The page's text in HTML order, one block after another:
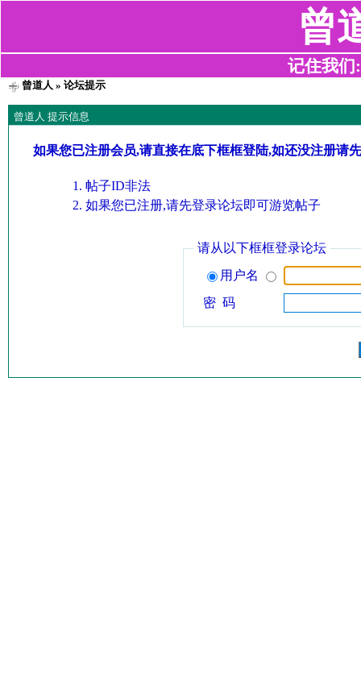
曾
记住我们
曾道人 » 论坛提示
曾道人 提示信息
如果您已注册会员,请直接在底下框框登陆,如还没注册请
帖子ID非法
如果您已注册,请先登录论坛即可游览帖子
请从以下框框登录论坛
用户名
密 码